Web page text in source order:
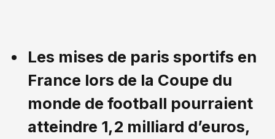
Les mises de paris sportifs en
France lors de la Coupe du
monde de football pourraient
atteindre 1,2 milliard d’euros,